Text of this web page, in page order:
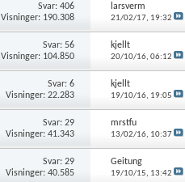
Svar: 406
Visninger: 190.308
larsverm
21/02/17, 19:32
Svar: 56
Visninger: 104.850
kjellt
20/10/16, 06:12
Svar: 6
Visninger: 22.283
kjellt
19/10/16, 19:05
Svar: 29
Visninger: 41.343
mrstfu
13/02/16, 10:37
Svar: 29
Visninger: 40.585
Geitung
19/10/15, 13:42